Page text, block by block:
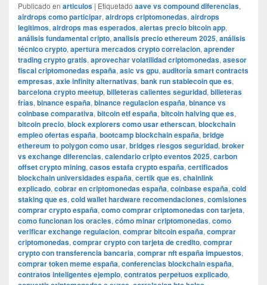
Publicado en articulos | Etiquetado aave vs compound diferencias,
airdrops como participar, airdrops criptomonedas, airdrops
legitimos, airdrops mas esperados, alertas precio bitcoin app,
análisis fundamental cripto, analisis precio ethereum 2025, análisis
técnico crypto, apertura mercados crypto correlacion, aprender
trading crypto gratis, aprovechar volatilidad criptomonedas, asesor
fiscal criptomonedas españa, asic vs gpu, auditoría smart contracts
empresas, axie infinity alternativas, bank run stablecoin que es,
barcelona crypto meetup, billeteras calientes seguridad, billeteras
frías, binance españa, binance regulacion españa, binance vs
coinbase comparativa, bitcoin etf españa, bitcoin halving que es,
bitcoin precio, block explorers como usar etherscan, blockchain
empleo ofertas españa, bootcamp blockchain españa, bridge
ethereum to polygon como usar, bridges riesgos seguridad, broker
vs exchange diferencias, calendario cripto eventos 2025, carbon
offset crypto mining, casos estafa crypto españa, certificados
blockchain universidades españa, certik que es, chainlink
explicado, cobrar en criptomonedas españa, coinbase españa, cold
staking que es, cold wallet hardware recomendaciones, comisiones
comprar crypto españa, como comprar criptomonedas con tarjeta,
como funcionan los oracles, cómo minar criptomonedas, como
verificar exchange regulacion, comprar bitcoin españa, comprar
criptomonedas, comprar crypto con tarjeta de credito, comprar
crypto con transferencia bancaria, comprar nft españa impuestos,
comprar token meme españa, conferencias blockchain españa,
contratos inteligentes ejemplo, contratos perpetuos explicado,